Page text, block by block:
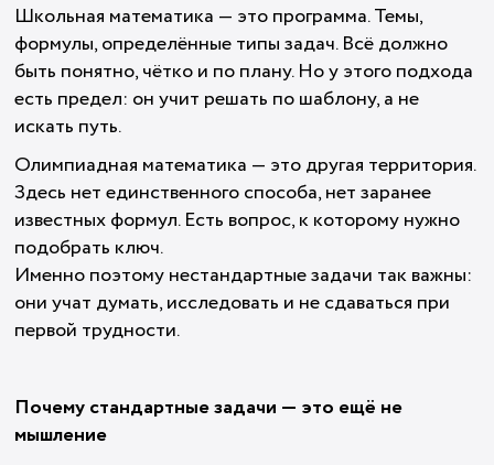
Школьная математика — это программа. Темы,
формулы, определённые типы задач. Всё должно
быть понятно, чётко и по плану. Но у этого подхода
есть предел: он учит решать по шаблону, а не
искать путь.
Олимпиадная математика — это другая территория.
Здесь нет единственного способа, нет заранее
известных формул. Есть вопрос, к которому нужно
подобрать ключ.
Именно поэтому нестандартные задачи так важны:
они учат думать, исследовать и не сдаваться при
первой трудности.
Почему стандартные задачи — это ещё не
мышление